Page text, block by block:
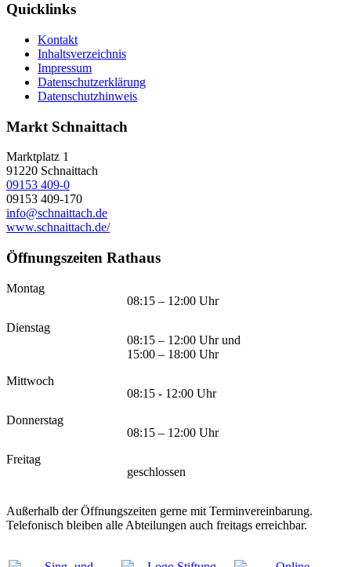
Quicklinks
Kontakt
Inhaltsverzeichnis
Impressum
Datenschutzerklärung
Datenschutzhinweis
Markt Schnaittach
Marktplatz 1
91220 Schnaittach
09153 409-0
09153 409-170
info@schnaittach.de
www.schnaittach.de/
Öffnungszeiten Rathaus
Montag
08:15 – 12:00 Uhr
Dienstag
08:15 – 12:00 Uhr und
15:00 – 18:00 Uhr
Mittwoch
08:15 - 12:00 Uhr
Donnerstag
08:15 – 12:00 Uhr
Freitag
geschlossen
Außerhalb der Öffnungszeiten gerne mit Terminvereinbarung.
Telefonisch bleiben alle Abteilungen auch freitags erreichbar.